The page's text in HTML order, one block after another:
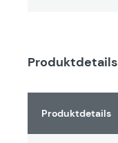
Produktdetails
Produktdetails